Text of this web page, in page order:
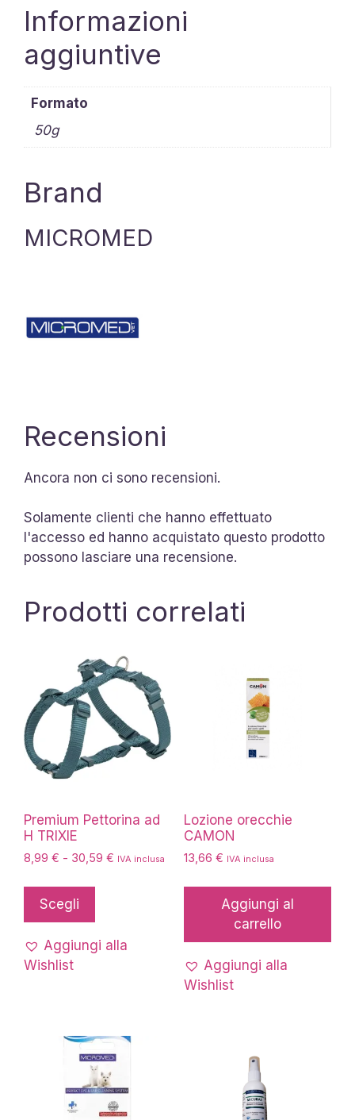
Informazioni
aggiuntive
Formato
50g
Brand
MICROMED
Recensioni
Ancora non ci sono recensioni.
Solamente clienti che hanno effettuato
l'accesso ed hanno acquistato questo prodotto
possono lasciare una recensione.
Prodotti correlati
Premium Pettorina ad
H TRIXIE
8,99 € - 30,59 € Fascia
a
IVA inclusa
Scegli
ha
più
essere
scelte
nella
pagina
Aggiungi alla
Wishlist
Lozione orecchie
CAMON
13,66 € IVA inclusa
Aggiungi al
carrello
Aggiungi alla
Wishlist